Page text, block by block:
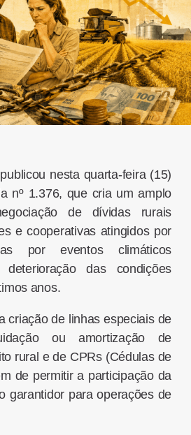
nesta quarta-feira (15)
nº 1.376, que cria um amplo
de dívidas rurais
e cooperativas atingidos por
por eventos climáticos
das condições
anos.
criação de linhas especiais de
ou amortização de
rural e de CPRs (Cédulas de
de permitir a participação da
garantidor para operações de